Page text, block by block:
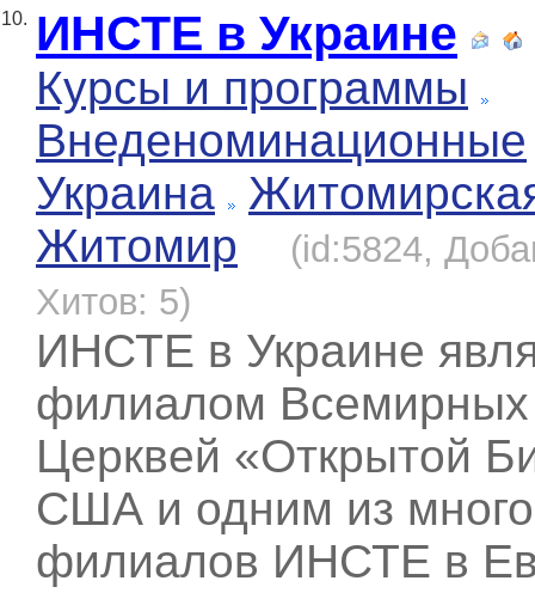
10. ИНСТЕ в Украине
Курсы и программы
Внеденоминационные
Украина
Житомир
(id:5824,
Хитов: 5)
ИНСТЕ в Украине
филиалом
Церквей «Открытой
США и одним из
филиалов ИНСТЕ в